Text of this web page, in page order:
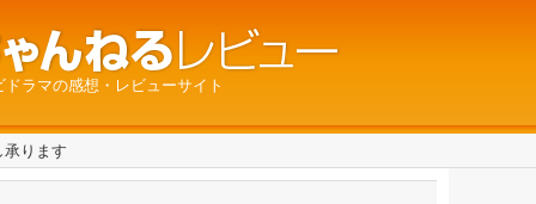
ドラマの感想・レビューサイト
承ります